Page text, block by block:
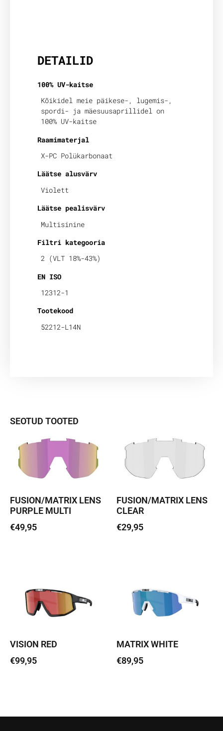
DETAILID
100% UV-kaitse
Kõikidel meie päikese-, lugemis-,
spordi- ja mäesuusaprillidel on
100% UV-kaitse
Raamimaterjal
X-PC Polükarbonaat
Läätse alusvärv
Violett
Läätse pealisvärv
Multisinine
Filtri kategooria
2 (VLT 18%-43%)
EN ISO
12312-1
Tootekood
52212-L14N
SEOTUD TOOTED
FUSION/MATRIX LENS
PURPLE MULTI
€49,95
FUSION/MATRIX LENS
CLEAR
€29,95
VISION RED
€99,95
MATRIX WHITE
€89,95